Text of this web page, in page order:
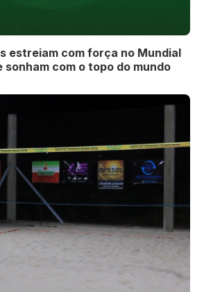
estreiam com força no Mundial
sonham com o topo do mundo